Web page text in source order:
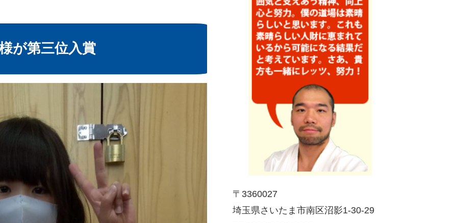
が第三位入賞
〒3360027
埼玉県さいたま市南区沼影1-30-29